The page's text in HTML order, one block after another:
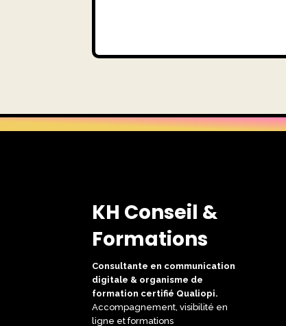
KH Conseil &
Formations
Consultante en communication
digitale & organisme de
formation certifié Qualiopi.
Accompagnement, visibilité en
ligne et formations